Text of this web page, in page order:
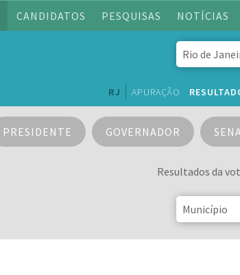
CANDIDATOS PESQUISAS NOTÍCIAS
RJ APURAÇÃO
PRESIDENTE GOVERNADOR
Resultados da